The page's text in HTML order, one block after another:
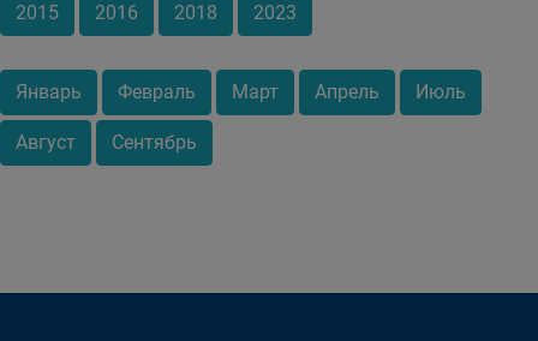
2015 2016 2018 2023
Январь Февраль Март Апрель Июль
Август Сентябрь